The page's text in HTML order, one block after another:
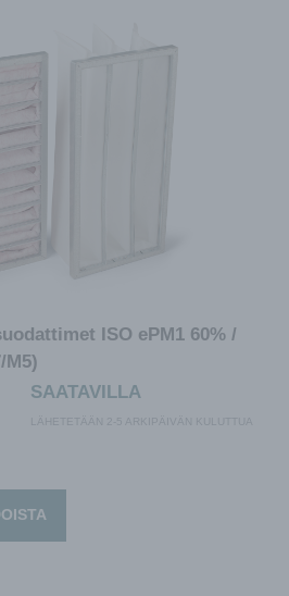
ISO ePM1 60% /
M5)
SAATAVILLA
LÄHETETÄÄN 2-5 ARKIPÄIVÄN KULUTTUA